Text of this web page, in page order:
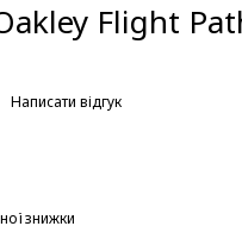
Flight
Написати відгук
знижки